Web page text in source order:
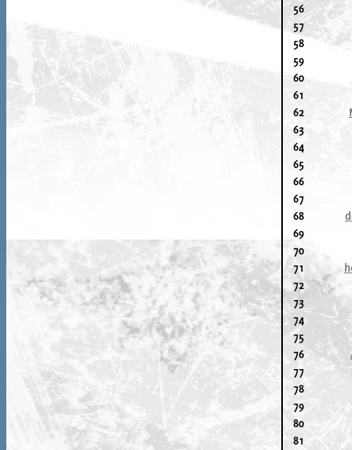
56
57
58
59
60
61
62
63
64
65
66
67
68
69
70
71
72
73
74
75
76
77
78
79
80
81